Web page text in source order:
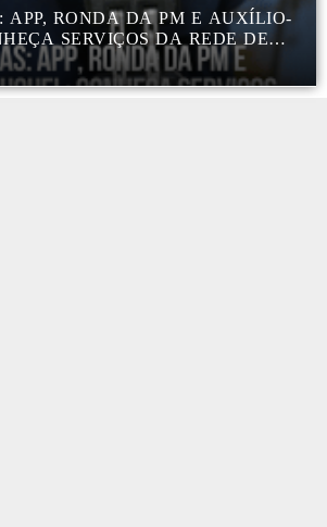
APP, RONDA DA PM E AUXÍLIO-
SERVIÇOS DA REDE DE
NO ESTADO DE SP